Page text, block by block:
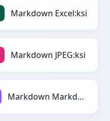
Markdown Excel:ksi
Markdown JPEG:ksi
Markdown Markdown:ksi